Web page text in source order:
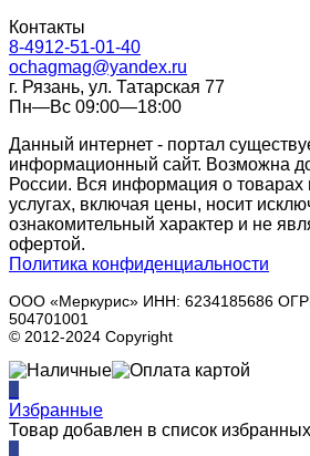
Контакты
8-4912-51-01-40
ochagmag@yandex.ru
г. Рязань, ул. Татарская 77
Пн—Вс 09:00—18:00
Данный интернет - портал
информационный сайт. Возможна
России. Вся информация о
услугах, включая цены, носит
ознакомительный характер и не
офертой.
Политика конфиденциальности
ООО «Меркурис» ИНН: 6234185686
504701001
© 2012-2024 Copyright
Избранные
Товар добавлен в список избранных